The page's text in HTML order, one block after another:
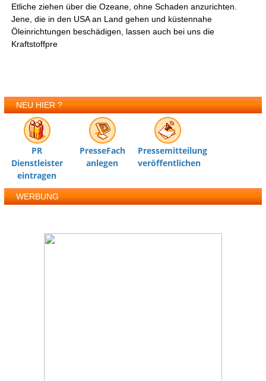
Etliche ziehen über die Ozeane, ohne Schaden anzurichten.
Jene, die in den USA an Land gehen und küstennahe
Öleinrichtungen beschädigen, lassen auch bei uns die
Kraftstoffpre
NEU HIER ?
PR
Dienstleister
eintragen
PresseFach
anlegen
Pressemitteilung
veröffentlichen
WERBUNG